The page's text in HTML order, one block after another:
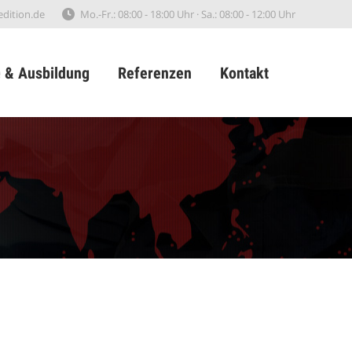
Mo.-Fr.: 08:00 - 18:00 Uhr · Sa.: 08:00 - 12:00 Uhr
& Ausbildung Referenzen Kontakt